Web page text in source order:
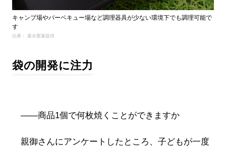
キャンプ場やバーベキュー場など調理器具が少ない環境下でも調理可能で
す
出典： 森永製菓提供
袋の開発に注力
――商品1個で何枚焼くことができますか
親御さんにアンケートしたところ、子どもが一度